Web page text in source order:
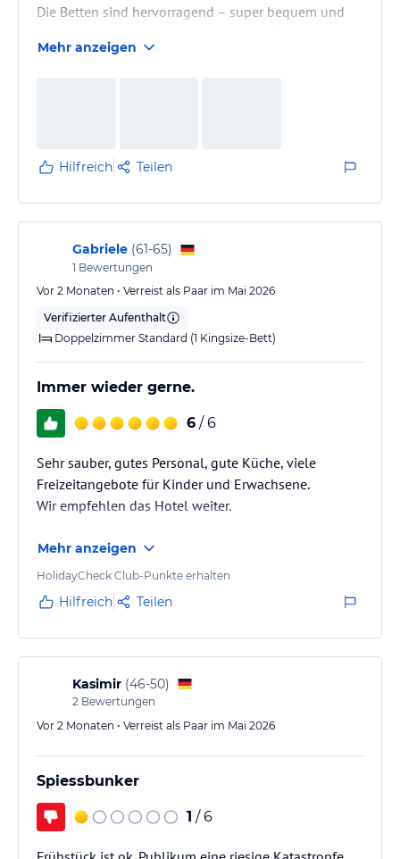
Die Betten sind hervorragend – super bequem und
angenehm geräumig und verbinden eine lockere,
einer Reise oder bei einem regnerischen Tag
Das Frühstück war ein echtes…
Mehr anzeigen
Hilfreich Teilen
Gabriele (61-65)
1 Bewertungen
Vor 2 Monaten • Verreist als Paar im Mai 2026
Verifizierter Aufenthalt
Doppelzimmer Standard (1 Kingsize-Bett)
Immer wieder gerne.
6 / 6
Sehr sauber, gutes Personal, gute Küche, viele
Freizeitangebote für Kinder und Erwachsene.
Wir empfehlen das Hotel weiter.
Mehr anzeigen
HolidayCheck Club-Punkte erhalten
Hilfreich Teilen
Kasimir (46-50)
2 Bewertungen
Vor 2 Monaten • Verreist als Paar im Mai 2026
Spiessbunker
1 / 6